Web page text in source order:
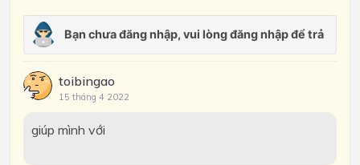
toibingao
15 tháng 4 2022
giúp mình với